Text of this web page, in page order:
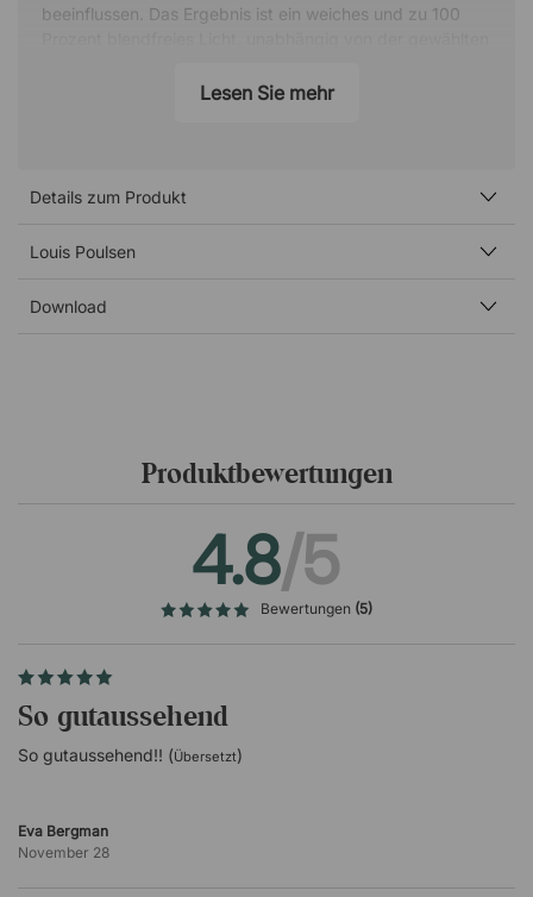
beeinflussen. Das Ergebnis ist ein weiches und zu 100
verändert und eine schöne, charakteristische Patina
begonnen haben, sodass Ihre Lampe ein individuelles,
der traditionellen funktionalistischen Architektur. Im Laufe
seiner Karriere mit der Entwicklung von Leuchten, die sich
auf die menschliche Wahrnehmung und das Bedürfnis
nach Licht konzentrieren. Im Jahr 1925 begann Poul
Henningsen eine lebenslange Partnerschaft mit der
Lesen Sie mehr
Details zum Produkt
Louis Poulsen
Download
Produktbewertungen
4.8/5
Bewertungen (5)
So gutaussehend
So gutaussehend!! (Übersetzt)
Eva Bergman
November 28